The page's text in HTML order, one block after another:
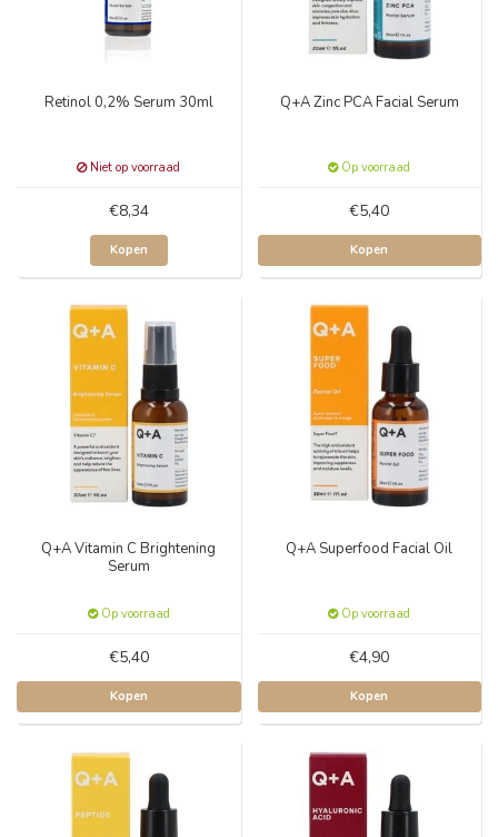
Retinol 0,2% Serum 30ml
Niet op voorraad
€8,34
Kopen
Q+A Zinc PCA Facial Serum
Op voorraad
€5,40
Kopen
Q+A Vitamin C Brightening
Serum
Op voorraad
€5,40
Kopen
Q+A Superfood Facial Oil
Op voorraad
€4,90
Kopen